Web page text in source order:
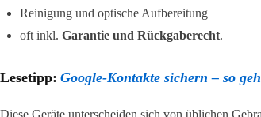
Reinigung und optische Aufbereitung
oft inkl. Garantie und Rückgaberecht.
Lesetipp: Google-Kontakte sichern – so
Diese Geräte unterscheiden sich von üblichen